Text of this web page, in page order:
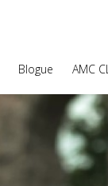
Blogue AMC